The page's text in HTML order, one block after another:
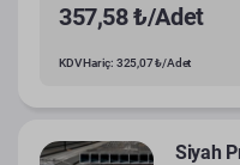
357,58 ₺/Adet
KDV Hariç: 325,07 ₺/Adet
Siyah